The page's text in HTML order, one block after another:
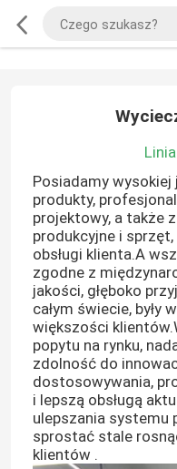
Posiadamy
produkty,
projektowy, a także
produkcyjne i
obsługi klienta.A
zgodne z
jakości, głęboko
całym świecie, były
większości
popytu na rynku,
zdolność do
dostosowywania,
i lepszą obsługą
ulepszania systemu
sprostać stale
klientów .